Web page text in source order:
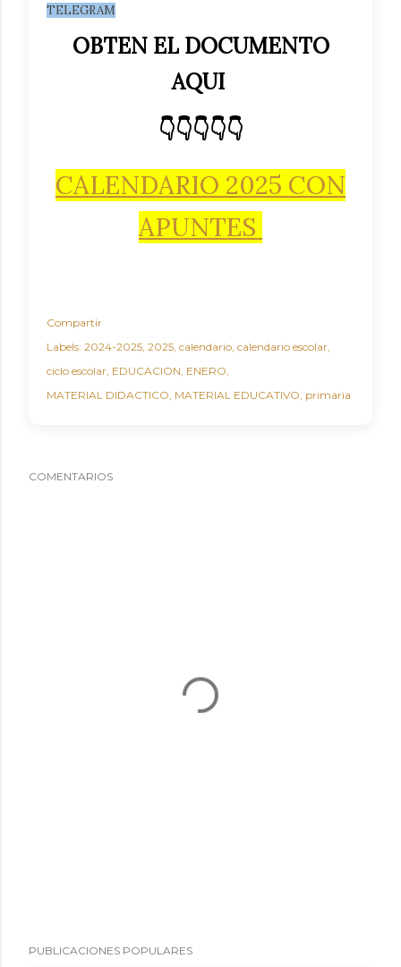
TELEGRAM
OBTEN EL DOCUMENTO
AQUI
👇👇👇👇👇
CALENDARIO 2025 CON
APUNTES
Compartir
Labels: 2024-2025 2025 calendario calendario escolar
ciclo escolar EDUCACION ENERO
MATERIAL DIDACTICO MATERIAL EDUCATIVO primaria
COMENTARIOS
PUBLICACIONES POPULARES